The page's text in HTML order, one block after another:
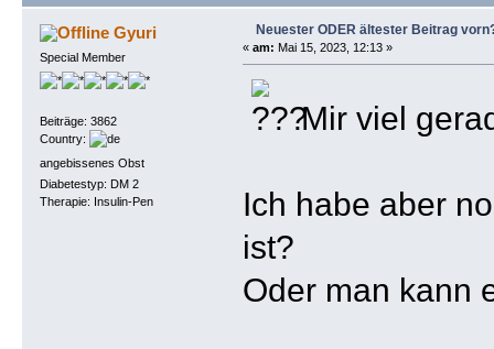
Gyuri
Special Member
Beiträge: 3862
Country:
angebissenes Obst
Diabetestyp: DM 2
Therapie: Insulin-Pen
Neuester ODER ältester Beitrag
« am: Mai 15, 2023, 12:13 »
Mir viel
Ich habe aber
ist?
Oder man kann